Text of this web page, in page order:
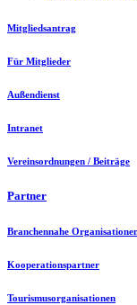
Mitgliedsantrag
Für Mitglieder
Außendienst
Intranet
Vereinsordnungen / Beiträge
Partner
Branchennahe
Kooperationspartner
Tourismusorganisationen